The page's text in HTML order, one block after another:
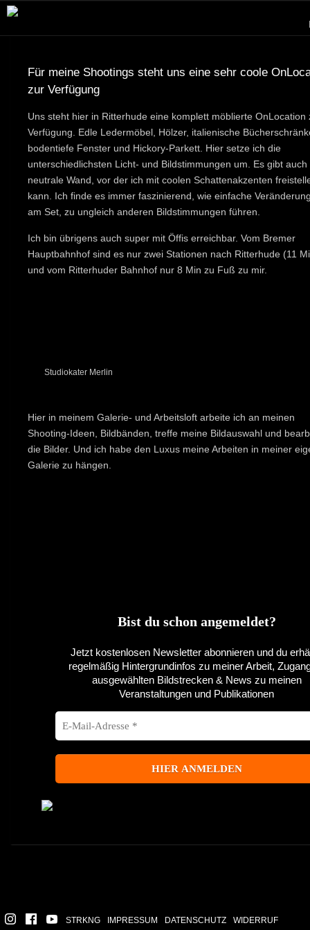
Für meine Shootings steht uns eine sehr coole
zur Verfügung
Uns steht hier in Ritterhude eine komplett möblierte OnLocation
Verfügung. Edle Ledermöbel, Hölzer, italienische
bodentiefe Fenster und Hickory-Parkett. Hier setze ich die
unterschiedlichsten Licht- und Bildstimmungen um. Es gibt auch
neutrale Wand, vor der ich mit coolen Schattenakzenten
kann. Ich finde es immer faszinierend, wie einfache
am Set, zu ungleich anderen Bildstimmungen führen.
Ich bin übrigens auch super mit Öffis erreichbar. Vom Bremer
Hauptbahnhof sind es nur zwei Stationen nach Ritterhude (11
und vom Ritterhuder Bahnhof nur 8 Min zu Fuß zu mir.
Studiokater Merlin
Hier in meinem Galerie- und Arbeitsloft arbeite ich an meinen
Shooting-Ideen, Bildbänden, treffe meine Bildauswahl und
die Bilder. Und ich habe den Luxus meine Arbeiten in meiner
Galerie zu hängen.
Bist du schon angemeldet?
Jetzt kostenlosen Newsletter abonnieren und du
regelmäßig Hintergrundinfos zu meiner Arbeit,
ausgewählten Bildstrecken & News zu meinen
Veranstaltungen und Publikationen
STRKNG IMPRESSUM DATENSCHUTZ WIDERRUF